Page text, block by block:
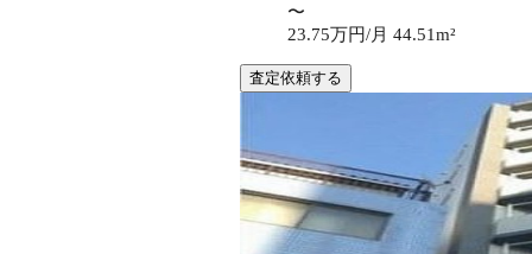
〜
23.75万円/月 44.51m²
査定依頼する